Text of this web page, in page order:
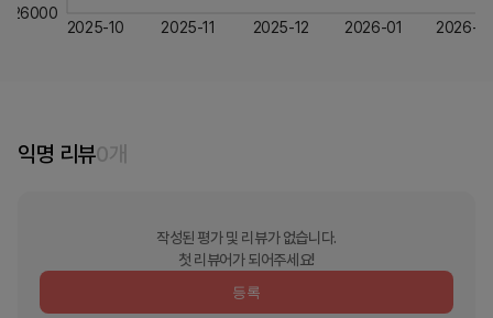
2025-10 2025-11 2025-12 2026-01 2026-
26000
익명 리뷰0개
작성된 평가 및 리뷰가 없습니다.
첫 리뷰어가 되어주세요!
등록